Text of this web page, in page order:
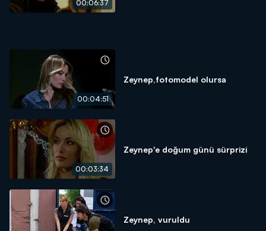
00:06:37
00:04:51
Zeynep,fotomodel olursa
00:03:34
Zeynep'e doğum günü sürprizi
Zeynep, vuruldu